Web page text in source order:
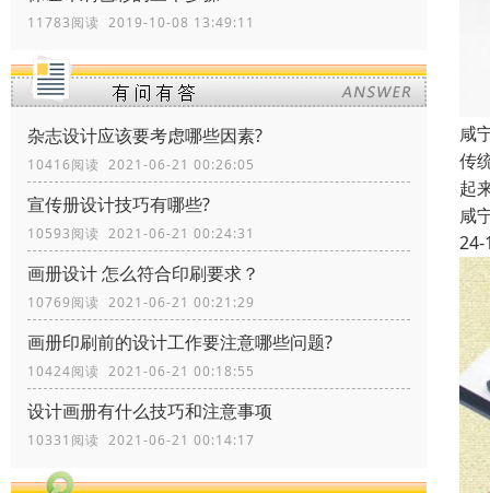
11783阅读 2019-10-08 13:49:11
杂志设计应该要考虑哪些因素?
10416阅读 2021-06-21 00:26:05
宣传册设计技巧有哪些?
10593阅读 2021-06-21 00:24:31
画册设计 怎么符合印刷要求？
10769阅读 2021-06-21 00:21:29
画册印刷前的设计工作要注意哪些问题?
10424阅读 2021-06-21 00:18:55
设计画册有什么技巧和注意事项
10331阅读 2021-06-21 00:14:17
咸
传
起
咸
24-